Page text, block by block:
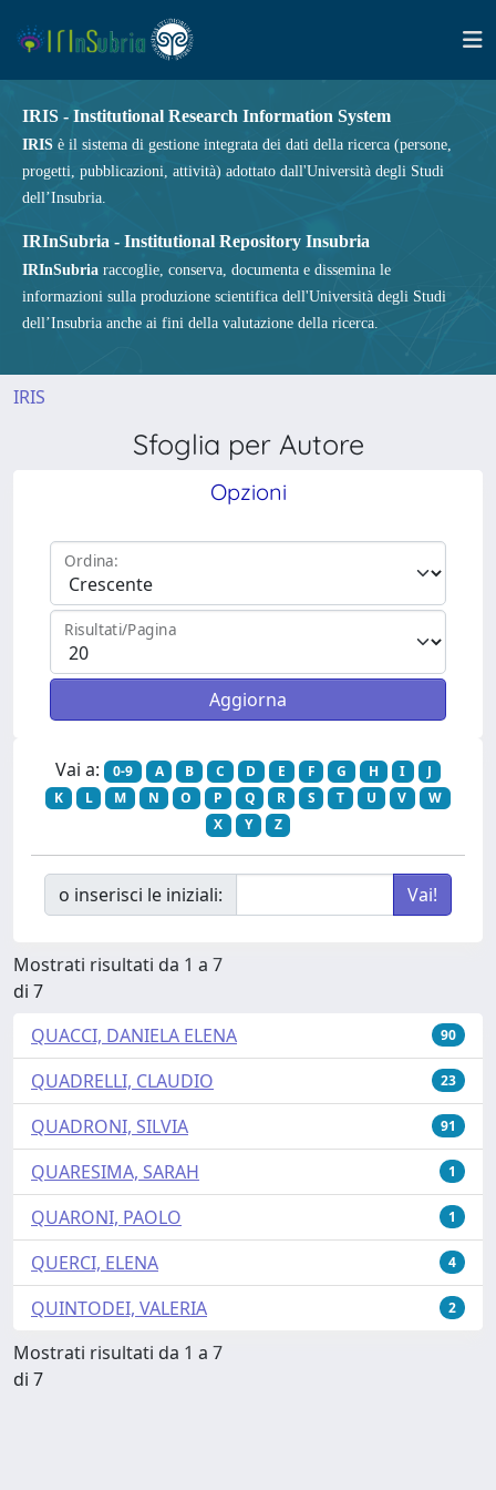
IRIS - Institutional Research Information System
IRIS è il sistema di gestione integrata dei dati della ricerca (persone,
progetti, pubblicazioni, attività) adottato dall'Università degli Studi
dell’Insubria.
IRInSubria - Institutional Repository Insubria
IRInSubria raccoglie, conserva, documenta e dissemina le
informazioni sulla produzione scientifica dell'Università degli Studi
dell’Insubria anche ai fini della valutazione della ricerca.
IRIS
Sfoglia per Autore
Opzioni
Ordina:
Risultati/Pagina
Vai a: 0-9 A B C D E F G H I
J
K
L M N O P Q R S T U V
W
X
Y Z
o inserisci le iniziali:
Mostrati risultati da 1 a 7
di 7
QUACCI, DANIELA ELENA
90
QUADRELLI, CLAUDIO 23
QUADRONI, SILVIA 91
QUARESIMA, SARAH 1
QUARONI, PAOLO 1
QUERCI, ELENA 4
QUINTODEI, VALERIA 2
Mostrati risultati da 1 a 7
di 7